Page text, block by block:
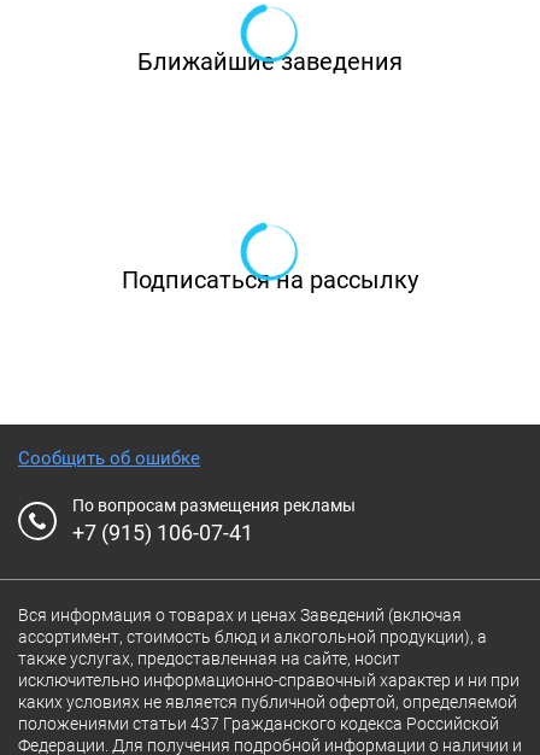
Виктор, словно автор и сценарист, исполняет
роль рук и фантазии, а собственно, создавая
супы, пасты, горячие блюда, овощи и десерты.
Начинайте с тартара из оленины с
палтус и форель, гребешки, краб и вонголе,
баранина, говяжий язык или оленина –
авторская игра и оригинальное исполнение.
На десерт: кедровое суфле с маринованной
сливой или маковый ганаш с томленым
молоком – авторское исполнение детских
воспоминаний о булочке с маком. В будние
дни с 12:00 до 17:00 предусмотрена скидка
Ближайшие заведения
Подписаться на рассылку
Сообщить об ошибке
По вопросам размещения рекламы
+7 (915) 106-07-41
Вся информация о товарах и ценах Заведений (включая
ассортимент, стоимость блюд и алкогольной продукции), а
также услугах, предоставленная на сайте, носит
исключительно информационно-справочный характер и ни при
каких условиях не является публичной офертой, определяемой
положениями статьи 437 Гражданского кодекса Российской
Федерации. Для получения подробной информации о наличии и